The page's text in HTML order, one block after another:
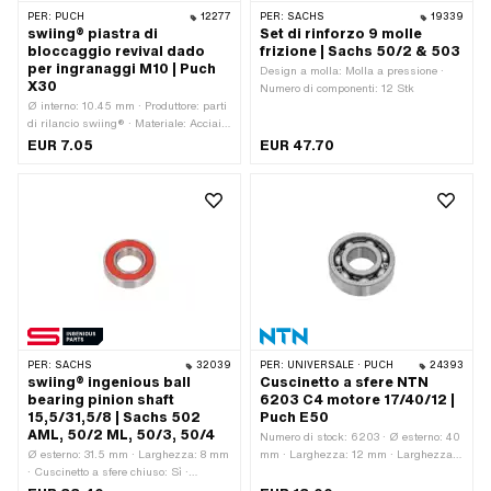
PER: PUCH 12277
swiing® piastra di
bloccaggio revival dado
per ingranaggi M10 | Puch
X30
Ø interno: 10.45 mm · Produttore: parti
di rilancio swiing® · Materiale: Acciaio
· Diametro nominale (filettatura): 10
Numero OEM Puch: 350.1.12.613.1
EUR 7.05
PER: SACHS 19339
Set di rinforzo 9 molle
frizione | Sachs 50/2 & 503
Design a molla: Molla a pressione ·
Numero di componenti: 12 Stk
EUR 47.70
PER: SACHS 32039
swiing® ingenious ball
bearing pinion shaft
15,5/31,5/8 | Sachs 502
AML, 50/2 ML, 50/3, 50/4
Ø esterno: 31.5 mm · Larghezza: 8 mm
· Cuscinetto a sfere chiuso: Sì ·
PER: UNIVERSALE · PUCH 24393
Cuscinetto a sfere NTN
6203 C4 motore 17/40/12 |
Puch E50
Numero di stock: 6203 · Ø esterno: 40
mm · Larghezza: 12 mm · Larghezza